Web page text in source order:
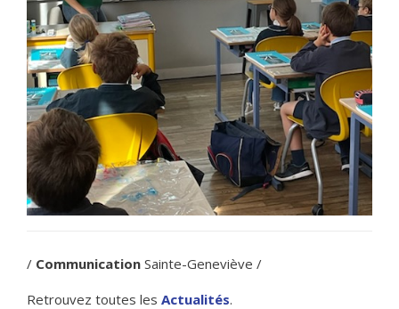
/ Communication Sainte-Geneviève /
Retrouvez toutes les Actualités.